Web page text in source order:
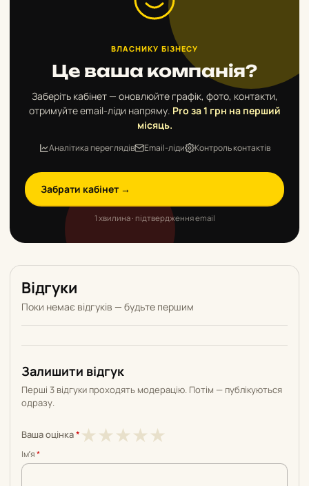
ВЛАСНИКУ БІЗНЕСУ
Це ваша компанія?
Заберіть кабінет — оновлюйте графік, фото, контакти,
отримуйте email-ліди напряму. Pro за 1 грн на перший
місяць.
Аналітика переглядів Email-ліди Контроль контактів
Забрати кабінет →
1 хвилина · підтвердження email
Відгуки
Поки немає відгуків — будьте першим
Залишити відгук
Перші 3 відгуки проходять модерацію. Потім — публікуються
одразу.
Ваша оцінка* ★
5
★4
5
★3
5
★2
5
★1
5
Імʼя*